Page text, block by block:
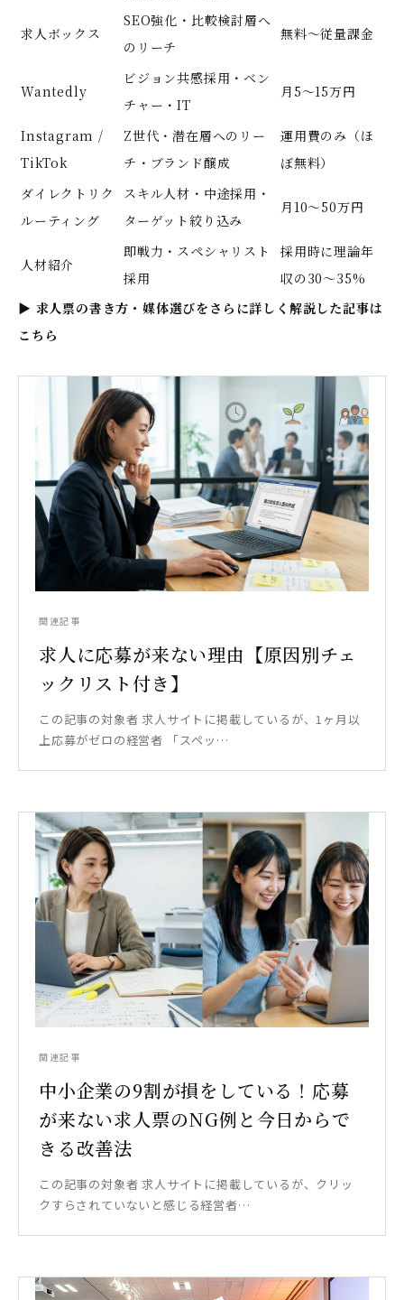
求人ボックス
SEO強化・比較検討層へ
のリーチ
無料〜従量課金
Wantedly
ビジョン共感採用・ベン
チャー・IT
月5〜15万円
Instagram /
TikTok
Z世代・潜在層へのリー
チ・ブランド醸成
運用費のみ（ほ
ぼ無料）
ダイレクトリク
ルーティング
スキル人材・中途採用・
ターゲット絞り込み
月10〜50万円
人材紹介
即戦力・スペシャリスト
採用
採用時に理論年
収の30〜35%
▶ 求人票の書き方・媒体選びをさらに詳しく解説した記事は
こちら
関連記事
求人に応募が来ない理由【原因別チェ
ックリスト付き】
この記事の対象者 求人サイトに掲載しているが、1ヶ月以
上応募がゼロの経営者 「スペッ…
関連記事
中小企業の9割が損をしている！応募
が来ない求人票のNG例と今日からで
きる改善法
この記事の対象者 求人サイトに掲載しているが、クリッ
クすらされていないと感じる経営者…